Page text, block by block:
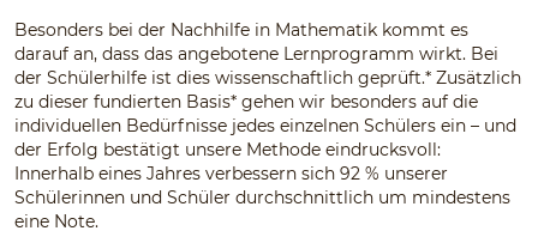
Besonders bei der Nachhilfe in Mathematik kommt es
darauf an, dass das angebotene Lernprogramm wirkt. Bei
der Schülerhilfe ist dies wissenschaftlich geprüft.* Zusätzlich
zu dieser fundierten Basis* gehen wir besonders auf die
individuellen Bedürfnisse jedes einzelnen Schülers ein – und
der Erfolg bestätigt unsere Methode eindrucksvoll:
Innerhalb eines Jahres verbessern sich 92 % unserer
Schülerinnen und Schüler durchschnittlich um mindestens
eine Note.